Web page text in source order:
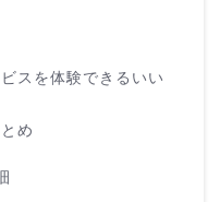
スを体験できるいい
め